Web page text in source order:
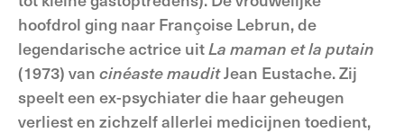
hoofdrol ging naar Françoise Lebrun, de
legendarische actrice uitLa maman et la putain
(1973) van cinéaste mauditJean Eustache. Zij
speelt een ex-psychiater die haar geheugen
verliest en zichzelf allerlei medicijnen toedient,